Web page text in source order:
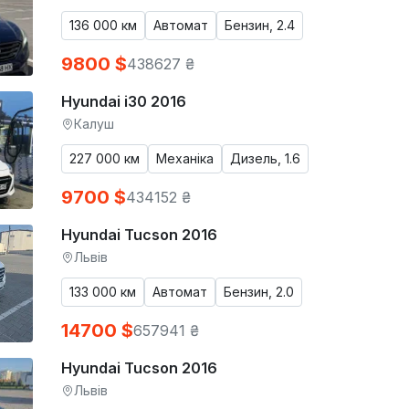
136 000 км Автомат Бензин, 2.4
9800 $438627 ₴
Hyundai i30 2016
Калуш
227 000 км Механіка Дизель, 1.6
9700 $434152 ₴
Hyundai Tucson 2016
Львів
133 000 км Автомат Бензин, 2.0
14700 $657941 ₴
Hyundai Tucson 2016
Львів